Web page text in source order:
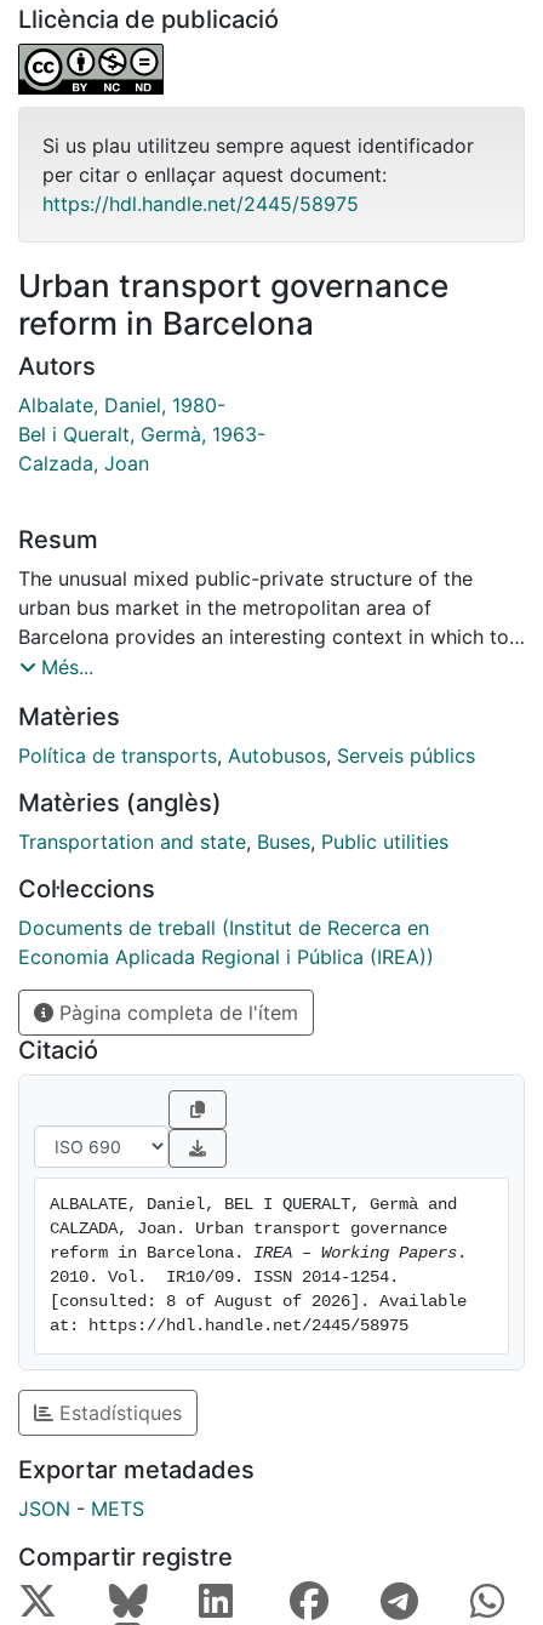
Llicència de publicació
Si us plau utilitzeu sempre aquest identificador
per citar o enllaçar aquest document:
https://hdl.handle.net/2445/58975
Urban transport governance
reform in Barcelona
Autors
Albalate, Daniel, 1980-
Bel i Queralt, Germà, 1963-
Calzada, Joan
Resum
The unusual mixed public-private structure of the
urban bus market in the metropolitan area of
Barcelona provides an interesting context in which to
analyze the management challenges and opportunities
Initiatives used by the public regulator to promote
competition for contracts, such as short term
entry barriers, have considerable potential for
improving efficiency and quality. The growth in the
years shows that privatization is a credible threat that
may well stimulate improved performance among
public managers. The type of reform implemented in
Barcelona is of interest to all metropolitan areas large
enough to operate under constant returns to scale
regimes, and suitable for potential concessions of
routes in segregated areas inside the metropolitan
area, so as not to miss out on the benefits of
economies of density.
Més...
Matèries
Política de transports, Autobusos, Serveis públics
Matèries (anglès)
Transportation and state, Buses, Public utilities
Col·leccions
Documents de treball (Institut de Recerca en
Economia Aplicada Regional i Pública (IREA))
Pàgina completa de l'ítem
Citació
ALBALATE, Daniel, BEL I QUERALT, Germà and
CALZADA, Joan. Urban transport governance
reform in Barcelona. IREA – Working Papers .
2010. Vol.  IR10/09. ISSN 2014-1254.
[consulted: 8 of August of 2026]. Available
at: https://hdl.handle.net/2445/58975
Estadístiques
Exportar metadades
JSON - METS
Compartir registre